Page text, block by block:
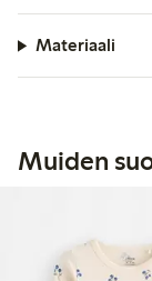
Materiaali
Muiden